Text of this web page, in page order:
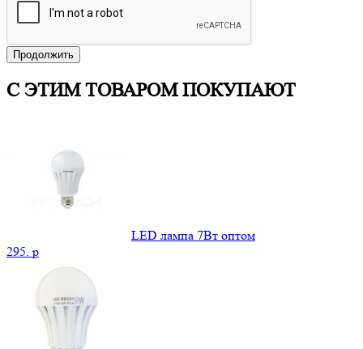
Продолжить
С ЭТИМ ТОВАРОМ ПОКУПАЮТ
LED лампа 7Вт оптом
295. p